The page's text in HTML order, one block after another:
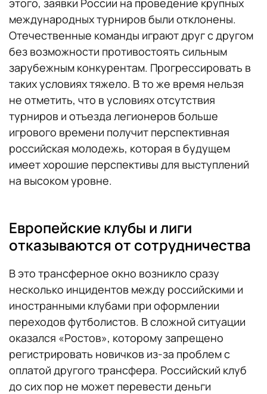
этого, заявки России на проведение крупных
международных турниров были отклонены.
Отечественные команды играют друг с другом
без возможности противостоять сильным
зарубежным конкурентам. Прогрессировать в
таких условиях тяжело. В то же время нельзя
не отметить, что в условиях отсутствия
турниров и отъезда легионеров больше
игрового времени получит перспективная
российская молодежь, которая в будущем
имеет хорошие перспективы для выступлений
на высоком уровне.
Европейские клубы и лиги
отказываются от сотрудничества
В это трансферное окно возникло сразу
несколько инцидентов между российскими и
иностранными клубами при оформлении
переходов футболистов. В сложной ситуации
оказался «Ростов», которому запрещено
регистрировать новичков из-за проблем с
оплатой другого трансфера. Российский клуб
до сих пор не может перевести деньги